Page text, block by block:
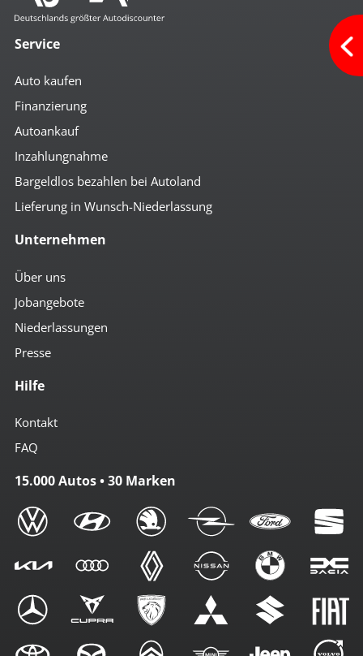
Service
Auto kaufen
Finanzierung
Autoankauf
Inzahlungnahme
Bargeldlos bezahlen bei Autoland
Lieferung in Wunsch-Niederlassung
Unternehmen
Über uns
Jobangebote
Niederlassungen
Presse
Hilfe
Kontakt
FAQ
15.000 Autos • 30 Marken